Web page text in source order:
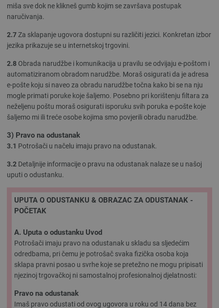
miša sve dok ne klikneš gumb kojim se završava postupak
naručivanja.
2.7Za sklapanje ugovora dostupni su različiti jezici. Konkretan izbor
jezika prikazuje se u internetskoj trgovini.
2.8 Obrada narudžbe i komunikacija u pravilu se odvijaju e-poštom i
automatiziranom obradom narudžbe. Moraš osigurati da je adresa
e-pošte koju si naveo za obradu narudžbe točna kako bi se na nju
mogle primati poruke koje šaljemo. Posebno pri korištenju filtara za
neželjenu poštu moraš osigurati isporuku svih poruka e-pošte koje
šaljemo mi ili treće osobe kojima smo povjerili obradu narudžbe.
3) Pravo na odustanak
3.1 Potrošači u načelu imaju pravo na odustanak.
3.2 Detaljnije informacije o pravu na odustanak nalaze se u našoj
uputi o odustanku.
UPUTA O ODUSTANKU & OBRAZAC ZA ODUSTANAK -
POČETAK
A. Uputa o odustanku Uvod
Potrošači imaju pravo na odustanak u skladu sa sljedećim
odredbama, pri čemu je potrošač svaka fizička osoba koja
sklapa pravni posao u svrhe koje se pretežno ne mogu pripisati
njezinoj trgovačkoj ni samostalnoj profesionalnoj djelatnosti:
Pravo na odustanak
Imaš pravo odustati od ovog ugovora u roku od 14 dana bez